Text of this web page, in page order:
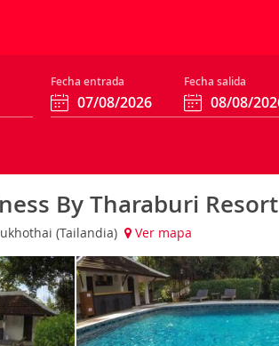
Fecha entrada Fecha salida
By Tharaburi Resort
(Tailandia) Ver mapa